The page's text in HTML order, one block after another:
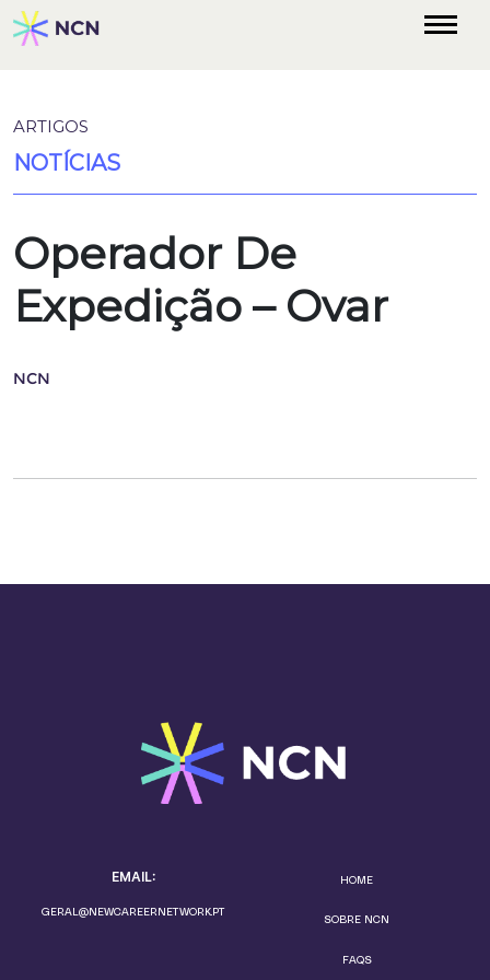
ARTIGOS
NOTÍCIAS
Operador De
Expedição – Ovar
NCN
EMAIL:
GERAL@NEWCAREERNETWORK.PT
HOME
SOBRE NCN
FAQS